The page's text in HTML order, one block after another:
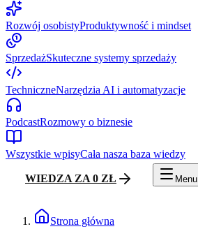
Rozwój osobistyProduktywność i mindset
SprzedażSkuteczne systemy sprzedaży
TechniczneNarzędzia AI i automatyzacje
PodcastRozmowy o biznesie
Wszystkie wpisyCała nasza baza wiedzy
WIEDZA ZA 0 ZŁ Menu
Strona główna